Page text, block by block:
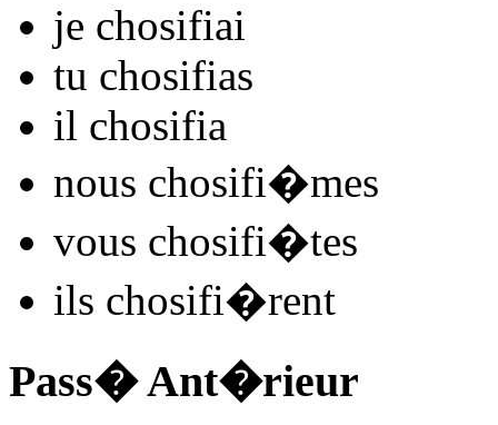
je chosifiai
tu chosifias
il chosifia
nous chosifi�mes
vous chosifi�tes
ils chosifi�rent
Pass� Ant�rieur